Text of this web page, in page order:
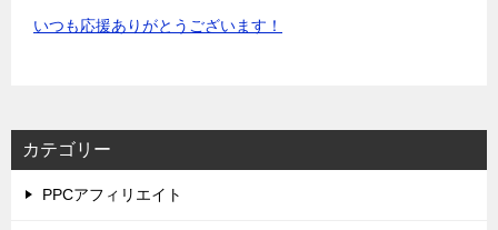
いつも応援ありがとうございます！
カテゴリー
PPCアフィリエイト